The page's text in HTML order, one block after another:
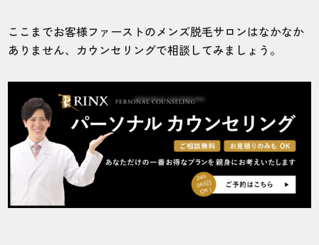
ここまでお客様ファーストのメンズ脱毛サロンはなかなか
ありません、カウンセリングで相談してみましょう。